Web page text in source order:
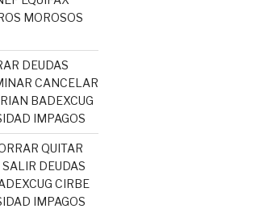
MOROSOS
DEUDAS
CANCELAR
BADEXCUG
IMPAGOS
QUITAR
DEUDAS
CIRBE
IMPAGOS